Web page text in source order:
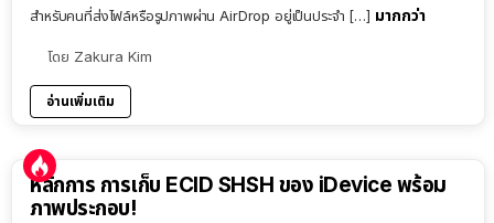
สำหรับคนที่ส่งไฟล์หรือรูปภาพผ่าน AirDrop อยู่เป็นประจำ […] มากกว่า
โดย Zakura Kim
อ่านเพิ่มเติม
หลักการ การเก็บ ECID SHSH ของ iDevice พร้อม
ภาพประกอบ!